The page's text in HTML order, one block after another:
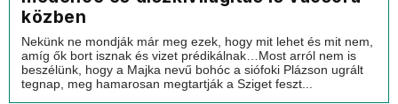
közben
Nekünk ne mondják már meg ezek, hogy mit lehet és mit nem,
amíg ők bort isznak és vizet prédikálnak…Most arról nem is
beszélünk, hogy a Majka nevű bohóc a siófoki Plázson ugrált
tegnap, meg hamarosan megtartják a Sziget feszt...